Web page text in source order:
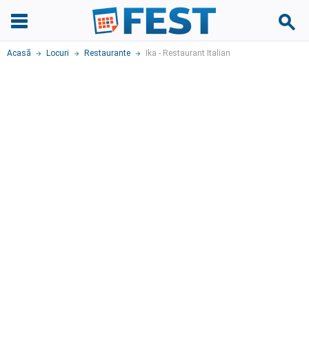
Acasă Locuri Restaurante Ika - Restaurant Italian